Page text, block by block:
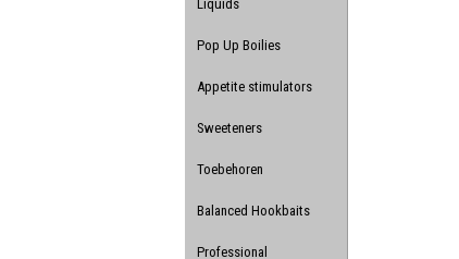
Liquids
Pop Up Boilies
Appetite stimulators
Sweeteners
Toebehoren
Balanced Hookbaits
Professional